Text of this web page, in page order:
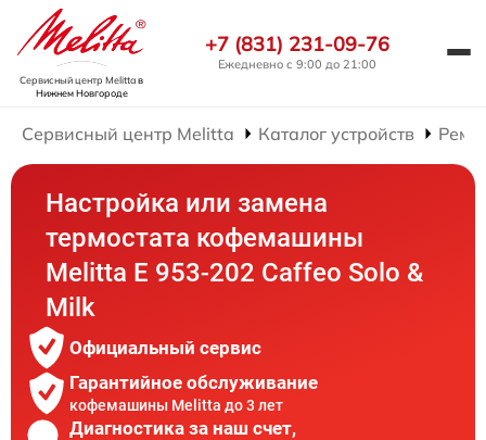
Сервисный центр Melittaв
Нижнем Новгороде
+7 (831) 231-09-76
Ежедневно с 9:00 до 21:00
Сервисный центр Melitta Каталог устройств
Настройка или замена
термостата кофемашины
Melitta Е 953-202 Caffeo Solo &
Milk
Официальный сервис
Гарантийное обслуживание
кофемашины Melitta до 3 лет
Диагностика за наш счет,